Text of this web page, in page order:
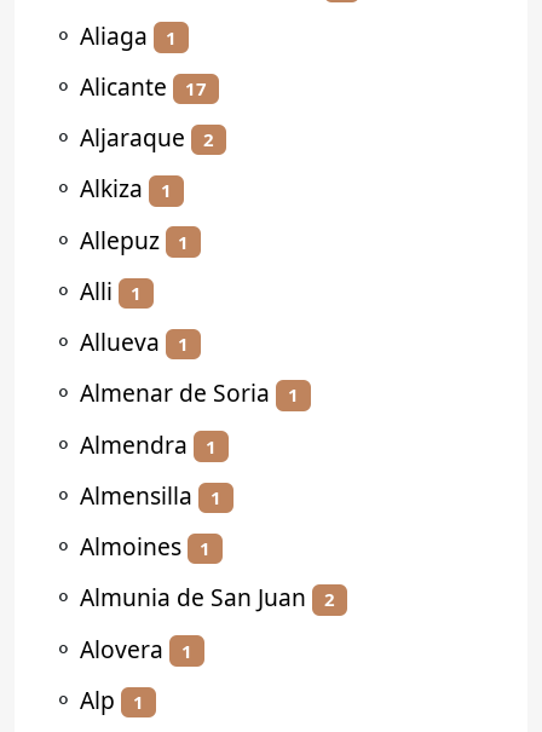
⚬ Aliaga 1
⚬ Alicante 17
⚬ Aljaraque 2
⚬ Alkiza 1
⚬ Allepuz 1
⚬ Alli 1
⚬ Allueva 1
⚬ Almenar de Soria 1
⚬ Almendra 1
⚬ Almensilla 1
⚬ Almoines 1
⚬ Almunia de San Juan 2
⚬ Alovera 1
⚬ Alp 1